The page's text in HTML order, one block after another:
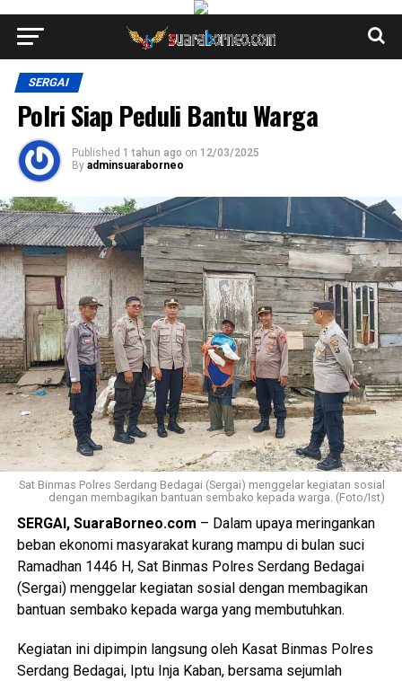
SERGAI
Polri Siap Peduli Bantu Warga
Published 1 tahun ago on 12/03/2025
By adminsuaraborneo
Sat Binmas Polres Serdang Bedagai (Sergai) menggelar kegiatan sosial
dengan membagikan bantuan sembako kepada warga. (Foto/Ist)
SERGAI, SuaraBorneo.com – Dalam upaya meringankan
beban ekonomi masyarakat kurang mampu di bulan suci
Ramadhan 1446 H, Sat Binmas Polres Serdang Bedagai
(Sergai) menggelar kegiatan sosial dengan membagikan
bantuan sembako kepada warga yang membutuhkan.
Kegiatan ini dipimpin langsung oleh Kasat Binmas Polres
Serdang Bedagai, Iptu Inja Kaban, bersama sejumlah